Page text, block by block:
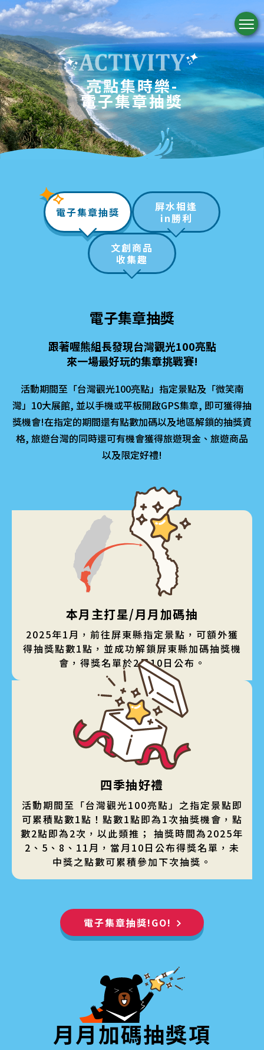
優惠好康
屏東年度活動
亮點集時樂-
電子集章抽獎
電子集章抽獎
屏水相逢
in勝利
文創商品
收集趣
電子集章抽獎
跟著喔熊組長發現台灣觀光100亮點
來一場最好玩的集章挑戰賽!
活動期間至「台灣觀光100亮點」指定景點及「微笑南
灣」10大展館, 並以手機或平板開啟GPS集章, 即可獲得抽
獎機會!在指定的期間還有點數加碼以及地區解鎖的抽獎資
格, 旅遊台灣的同時還可有機會獲得旅遊現金、旅遊商品
以及限定好禮!
本月主打星/月月加碼抽
2025年1月，前往屏東縣指定景點，可額外獲
得抽獎點數1點，並成功解鎖屏東縣加碼抽獎機
會，得獎名單於2月10日公布。
四季抽好禮
活動期間至「台灣觀光100亮點」之指定景點即
可累積點數1點！點數1點即為1次抽獎機會，點
數2點即為2次，以此類推； 抽獎時間為2025年
2、5、8、11月，當月10日公布得獎名單，未
中獎之點數可累積參加下次抽獎。
電子集章抽獎!GO!
月月加碼抽獎項